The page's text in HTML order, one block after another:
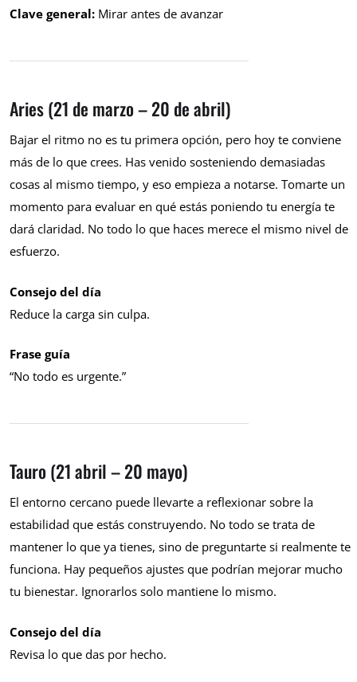
Clave general: Mirar antes de avanzar
Aries (21 de marzo – 20 de abril)
Bajar el ritmo no es tu primera opción, pero hoy te conviene
más de lo que crees. Has venido sosteniendo demasiadas
cosas al mismo tiempo, y eso empieza a notarse. Tomarte un
momento para evaluar en qué estás poniendo tu energía te
dará claridad. No todo lo que haces merece el mismo nivel de
esfuerzo.
Consejo del día
Reduce la carga sin culpa.
Frase guía
“No todo es urgente.”
Tauro (21 abril – 20 mayo)
El entorno cercano puede llevarte a reflexionar sobre la
estabilidad que estás construyendo. No todo se trata de
mantener lo que ya tienes, sino de preguntarte si realmente te
funciona. Hay pequeños ajustes que podrían mejorar mucho
tu bienestar. Ignorarlos solo mantiene lo mismo.
Consejo del día
Revisa lo que das por hecho.